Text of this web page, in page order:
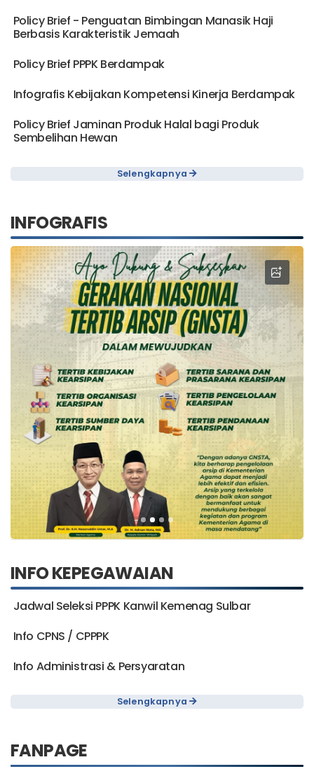
Policy Brief - Penguatan Bimbingan Manasik Haji
Berbasis Karakteristik Jemaah
Policy Brief PPPK Berdampak
Infografis Kebijakan Kompetensi Kinerja Berdampak
Policy Brief Jaminan Produk Halal bagi Produk
Sembelihan Hewan
Selengkapnya
INFOGRAFIS
INFO KEPEGAWAIAN
Jadwal Seleksi PPPK Kanwil Kemenag Sulbar
Info CPNS / CPPPK
Info Administrasi & Persyaratan
Selengkapnya
FANPAGE